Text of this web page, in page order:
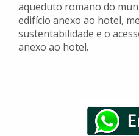
aqueduto romano do
edifício anexo ao hotel,
sustentabilidade e o
anexo ao hotel.